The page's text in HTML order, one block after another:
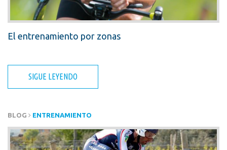
El entrenamiento por zonas
SIGUE LEYENDO
BLOG ENTRENAMIENTO